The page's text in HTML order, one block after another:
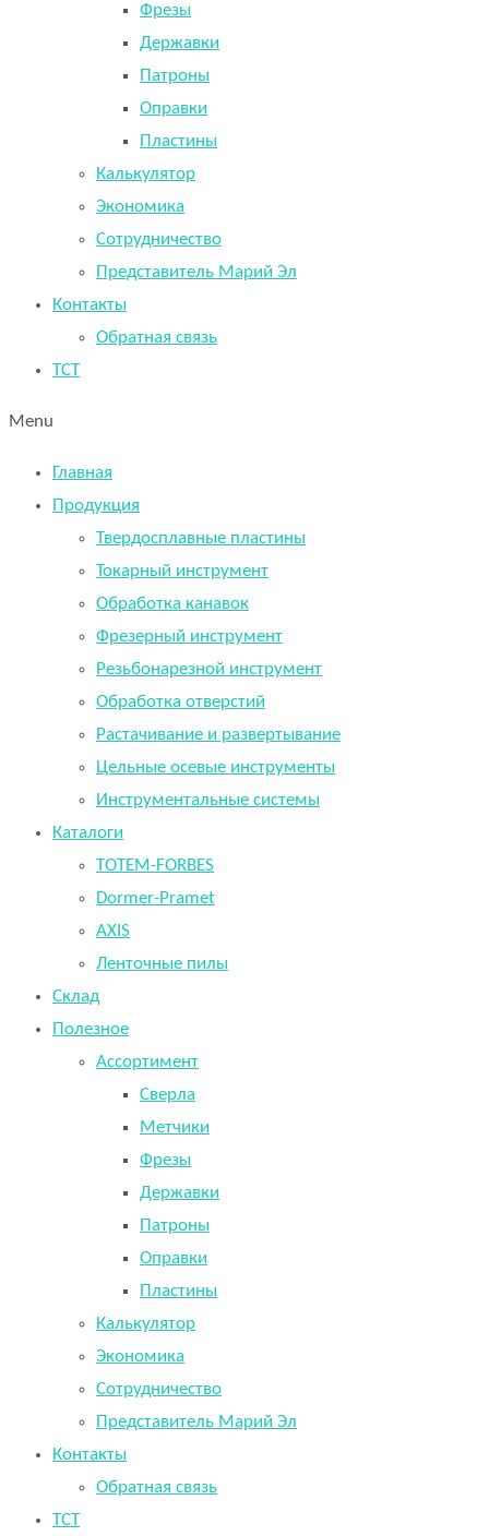
Фрезы
Державки
Патроны
Оправки
Пластины
Калькулятор
Экономика
Сотрудничество
Представитель Марий Эл
Контакты
Обратная связь
TCT
Menu
Главная
Продукция
Твердосплавные пластины
Токарный инструмент
Обработка канавок
Фрезерный инструмент
Резьбонарезной инструмент
Обработка отверстий
Растачивание и развертывание
Цельные осевые инструменты
Инструментальные системы
Каталоги
TOTEM-FORBES
Dormer-Pramet
AXIS
Ленточные пилы
Склад
Полезное
Ассортимент
Сверла
Метчики
Фрезы
Державки
Патроны
Оправки
Пластины
Калькулятор
Экономика
Сотрудничество
Представитель Марий Эл
Контакты
Обратная связь
TCT